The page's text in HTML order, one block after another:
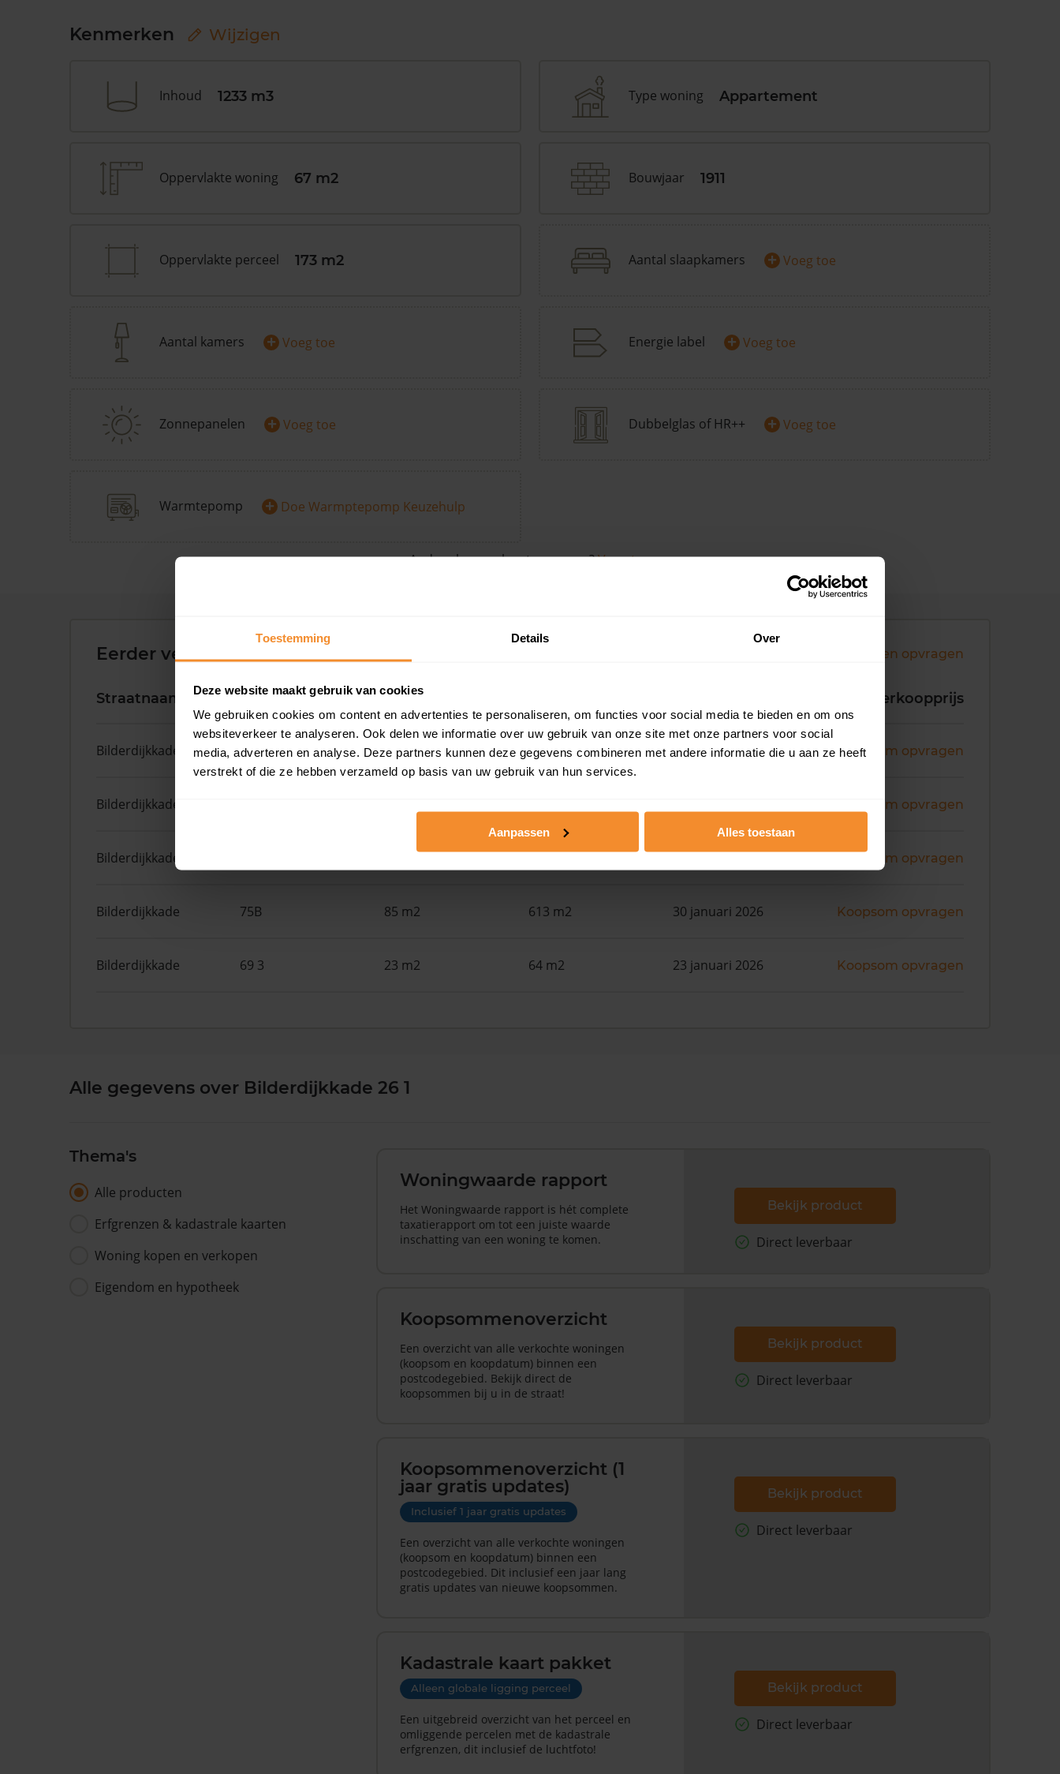
Toestemming Details Over
Deze website maakt gebruik van cookies
We gebruiken cookies om content en advertenties te personaliseren, om functies voor social media te bieden en om ons
websiteverkeer te analyseren. Ook delen we informatie over uw gebruik van onze site met onze partners voor social
media, adverteren en analyse. Deze partners kunnen deze gegevens combineren met andere informatie die u aan ze heeft
verstrekt of die ze hebben verzameld op basis van uw gebruik van hun services.
Aanpassen Alles toestaan
Kenmerken Wijzigen
Inhoud 1233 m3 Type woning Appartement
Oppervlakte woning 67 m2 Bouwjaar 1911
Oppervlakte perceel 173 m2 Aantal slaapkamers + Voeg toe
Aantal kamers + Voeg toe Energie label + Voeg toe
Zonnepanelen + Voeg toe Dubbelglas of HR++ + Voeg toe
Warmtepomp + Doe Warmptepomp Keuzehulp
Andere kenmerken toevoegen?Voeg toe
Eerder verkochte woningen in de buurt Andere koopsommen opvragen
Straatnaam Huisnr. Woonoppervlak Verkoopprijs
Bilderdijkkade 26 1 67 m2 173 m2 12 juni 2026 Koopsom opvragen
Bilderdijkkade Koopsom opvragen
Bilderdijkkade 37 m2 180 m2 27 februari 2026 Koopsom opvragen
Bilderdijkkade 75B 85 m2 613 m2 30 januari 2026 Koopsom opvragen
Bilderdijkkade 69 3 23 m2 64 m2 23 januari 2026 Koopsom opvragen
Alle gegevens over Bilderdijkkade 26 1
Thema's
Alle producten
Erfgrenzen & kadastrale kaarten
Woning kopen en verkopen
Eigendom en hypotheek
Woningwaarde rapport
Het Woningwaarde rapport is hét complete
taxatierapport om tot een juiste waarde
inschatting van een woning te komen.
Bekijk product
Direct leverbaar
Koopsommenoverzicht
Een overzicht van alle verkochte woningen
(koopsom en koopdatum) binnen een
postcodegebied. Bekijk direct de
koopsommen bij u in de straat!
Bekijk product
Direct leverbaar
Koopsommenoverzicht (1
jaar gratis updates)
Inclusief 1 jaar gratis updates
Een overzicht van alle verkochte woningen
(koopsom en koopdatum) binnen een
postcodegebied. Dit inclusief een jaar lang
gratis updates van nieuwe koopsommen.
Bekijk product
Direct leverbaar
Kadastrale kaart pakket
Alleen globale ligging perceel
Een uitgebreid overzicht van het perceel en
omliggende percelen met de kadastrale
erfgrenzen, dit inclusief de luchtfoto!
Bekijk product
Direct leverbaar